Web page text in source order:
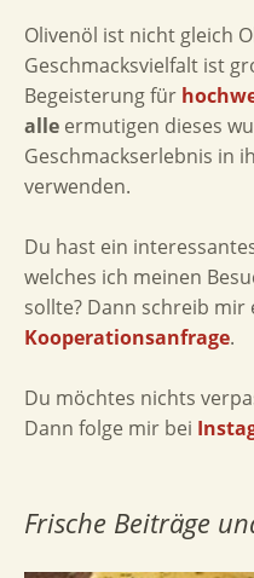
Olivenöl ist nicht gleich
Geschmacksvielfalt ist
Begeisterung für
alle ermutigen dieses
Geschmackserlebnis in
verwenden.
Du hast ein
welches ich meinen
sollte? Dann schreib mir
Kooperationsanfrage.
Du möchtes nichts
Dann folge mir bei
Frische Beiträge